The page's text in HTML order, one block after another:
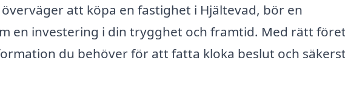
att köpa en fastighet i Hjältevad, bör en
en investering i din trygghet och framtid. Med rätt
du behöver för att fatta kloka beslut och